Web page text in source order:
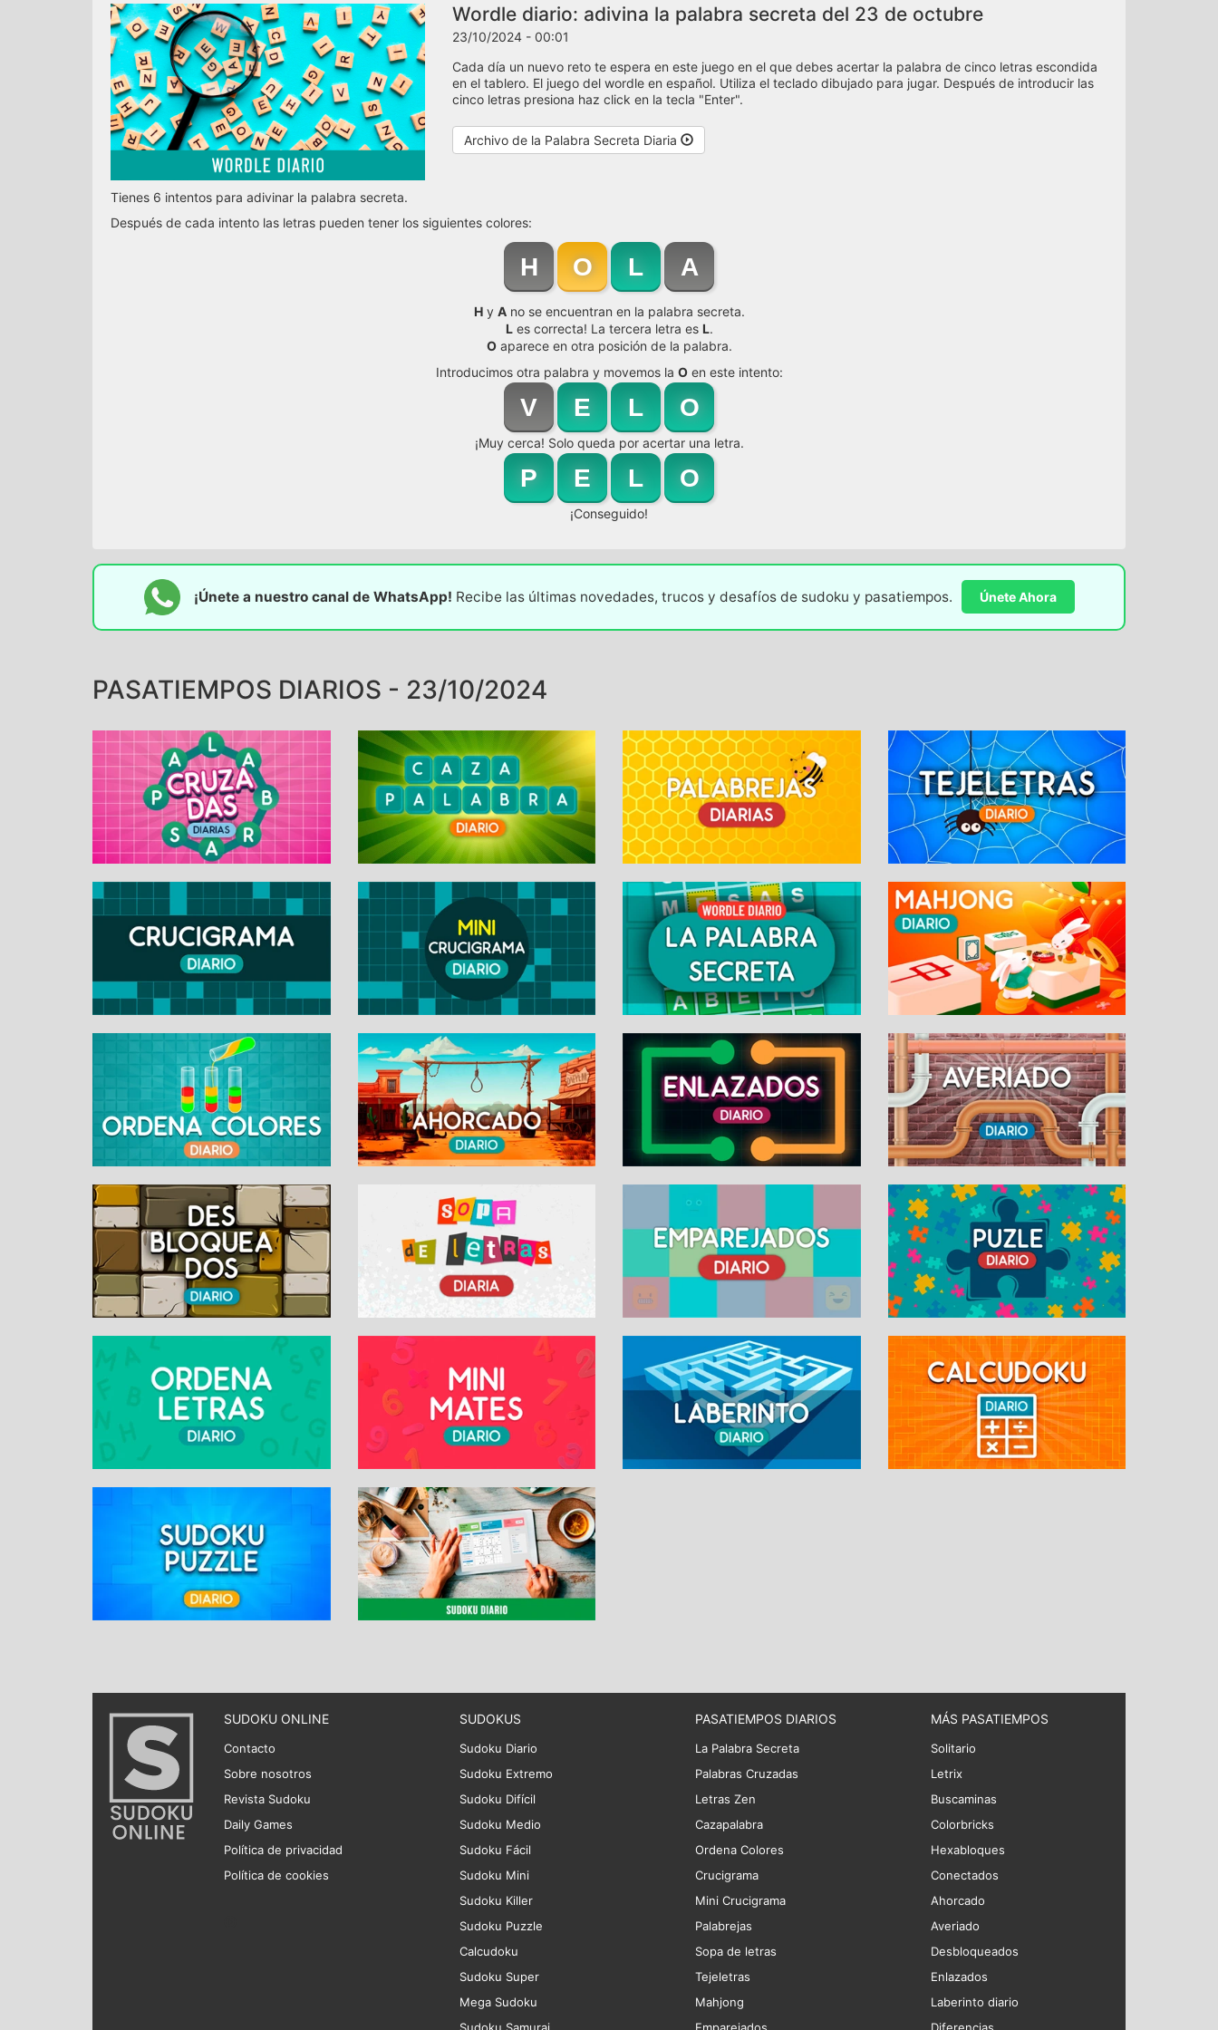
Wordle diario: adivina la palabra secreta del 23 de octubre
23/10/2024 - 00:01
Cada día un nuevo reto te espera en este juego en el que debes acertar la palabra de cinco letras escondida
en el tablero. El juego del wordle en español. Utiliza el teclado dibujado para jugar. Después de introducir las
cinco letras presiona haz click en la tecla "Enter".
Archivo de la Palabra Secreta Diaria
Tienes 6 intentos para adivinar la palabra secreta.
Después de cada intento las letras pueden tener los siguientes colores:
H O L A
Hy Ano se encuentran en la palabra secreta.
Les correcta! La tercera letra es L.
Oaparece en otra posición de la palabra.
Introducimos otra palabra y movemos la Oen este intento:
V E L O
¡Muy cerca! Solo queda por acertar una letra.
P E L O
¡Conseguido!
¡Únete a nuestro canal de WhatsApp! Recibe las últimas novedades, trucos y desafíos de sudoku y pasatiempos. Únete Ahora
PASATIEMPOS DIARIOS - 23/10/2024
SUDOKU ONLINE
Contacto
Sobre nosotros
Revista Sudoku
Daily Games
Política de privacidad
Política de cookies
SUDOKUS
Sudoku Diario
Sudoku Extremo
Sudoku Difícil
Sudoku Medio
Sudoku Fácil
Sudoku Mini
Sudoku Killer
Sudoku Puzzle
Calcudoku
Sudoku Super
Mega Sudoku
PASATIEMPOS DIARIOS
La Palabra Secreta
Palabras Cruzadas
Letras Zen
Cazapalabra
Ordena Colores
Crucigrama
Mini Crucigrama
Palabrejas
Sopa de letras
Tejeletras
Mahjong
MÁS PASATIEMPOS
Solitario
Letrix
Buscaminas
Colorbricks
Hexabloques
Conectados
Ahorcado
Averiado
Desbloqueados
Enlazados
Laberinto diario